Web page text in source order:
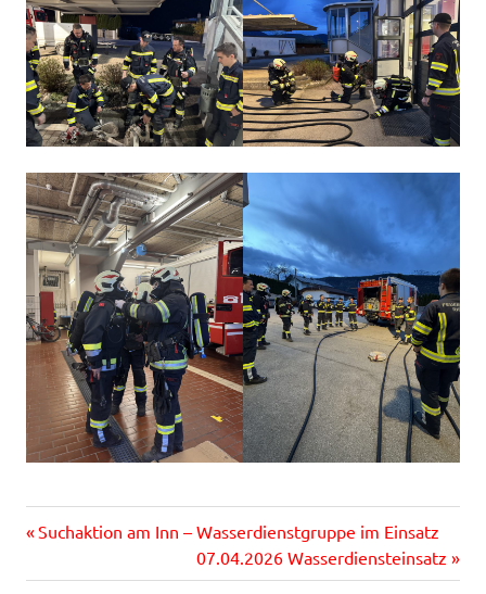
Beitragsnavigation
Vorheriger
Suchaktion am Inn – Wasserdienstgruppe im Einsatz
Nächster
Beitrag:
07.04.2026 Wasserdiensteinsatz